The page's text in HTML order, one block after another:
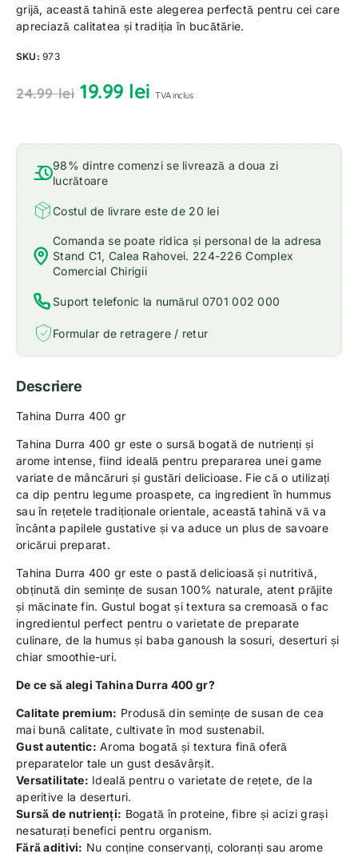
grijă, această tahină este alegerea perfectă pentru cei care
apreciază calitatea și tradiția în bucătărie.
SKU:973
24.99lei 19.99 lei TVA inclus
98% dintre comenzi se livrează a doua zi
lucrătoare
Costul de livrare este de 20 lei
Comanda se poate ridica și personal de la adresa
Stand C1, Calea Rahovei. 224-226 Complex
Comercial Chirigii
Suport telefonic la numărul 0701 002 000
Formular de retragere / retur
Descriere
Tahina Durra 400 gr
Tahina Durra 400 gr este o sursă bogată de nutrienți și
arome intense, fiind ideală pentru prepararea unei game
variate de mâncăruri și gustări delicioase. Fie că o utilizați
ca dip pentru legume proaspete, ca ingredient în hummus
sau în rețetele tradiționale orientale, această tahină vă va
încânta papilele gustative și va aduce un plus de savoare
oricărui preparat.
Tahina Durra 400 gr este o pastă delicioasă și nutritivă,
obținută din semințe de susan 100% naturale, atent prăjite
și măcinate fin. Gustul bogat și textura sa cremoasă o fac
ingredientul perfect pentru o varietate de preparate
culinare, de la humus și baba ganoush la sosuri, deserturi și
chiar smoothie-uri.
De ce să alegi Tahina Durra 400 gr?
Calitate premium: Produsă din semințe de susan de cea
mai bună calitate, cultivate în mod sustenabil.
Gust autentic: Aroma bogată și textura fină oferă
preparatelor tale un gust desăvârșit.
Versatilitate: Ideală pentru o varietate de rețete, de la
aperitive la deserturi.
Sursă de nutrienți: Bogată în proteine, fibre și acizi grași
nesaturați benefici pentru organism.
Fără aditivi: Nu conține conservanți, coloranți sau arome